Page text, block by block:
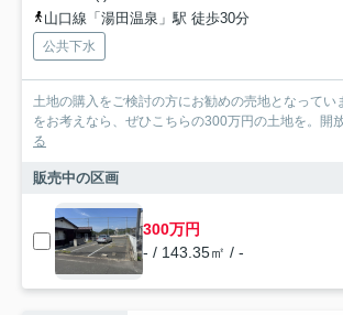
山口線「湯田温泉」駅 徒歩30分
公共下水
土地の購入をご検討の方にお勧めの売地となってい
をお考えなら、ぜひこちらの300万円の土地を。開
る
販売中の区画
300万円
- / 143.35㎡ / -